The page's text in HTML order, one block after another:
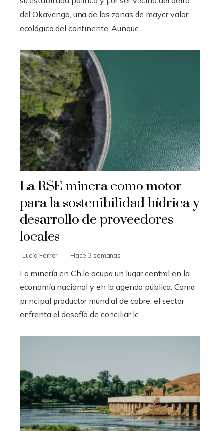
del Okavango, una de las zonas de mayor valor
ecológico del continente. Aunque...
La RSE minera como motor
para la sostenibilidad hídrica y
desarrollo de proveedores
locales
Lucía Ferrer Hace 3 semanas
La minería en Chile ocupa un lugar central en la
economía nacional y en la agenda pública. Como
principal productor mundial de cobre, el sector
enfrenta el desafío de conciliar la ...